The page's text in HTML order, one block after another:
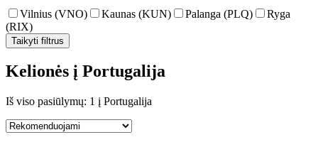
Vilnius (VNO) Kaunas (KUN) Palanga (PLQ)
Ryga
(RIX)
Taikyti filtrus
Kelionės į Portugalija
Iš viso pasiūlymų: 1 į Portugalija